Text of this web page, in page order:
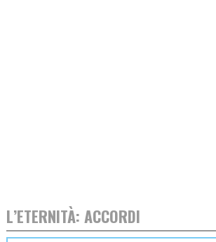
L’ETERNITÀ: ACCORDI